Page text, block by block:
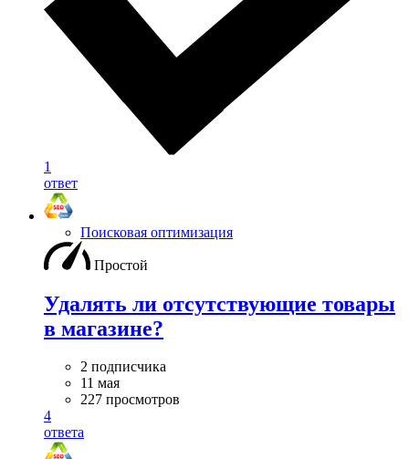
1
ответ
Поисковая оптимизация
Простой
Удалять ли отсутствующие товары
в магазине?
2 подписчика
11 мая
227 просмотров
4
ответа